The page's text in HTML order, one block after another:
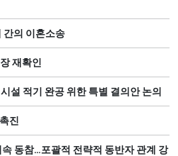
간의 이혼소송
재확인
설 적기 완공 위한 특별 결의안 논의
진
동참…포괄적 전략적 동반자 관계 강